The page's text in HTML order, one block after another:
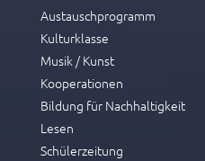
Austauschprogramm
Kulturklasse
Musik / Kunst
Kooperationen
Bildung für Nachhaltigkeit
Lesen
Schülerzeitung